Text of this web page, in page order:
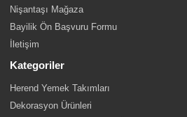
Nişantaşı Mağaza
Bayilik Ön Başvuru Formu
İletişim
Kategoriler
Herend Yemek Takımları
Dekorasyon Ürünleri